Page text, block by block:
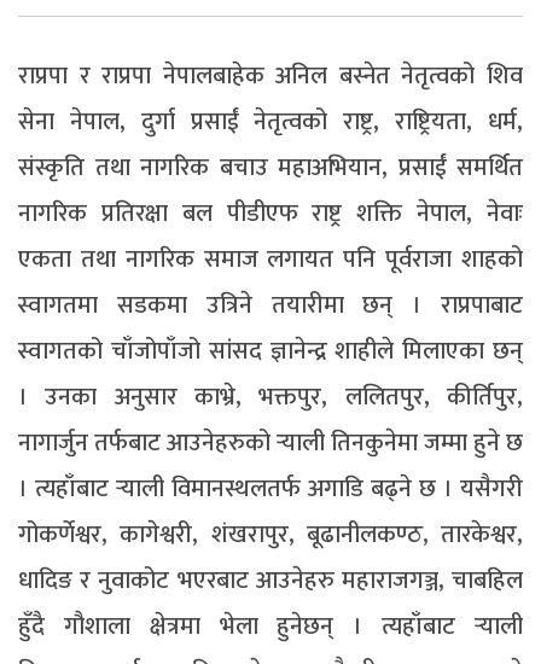
राप्रपा र राप्रपा नेपालबाहेक अनिल बस्नेत नेतृत्वको शिव
सेना नेपाल, दुर्गा प्रसाईं नेतृत्वको राष्ट्र, राष्ट्रियता, धर्म,
संस्कृति तथा नागरिक बचाउ महाअभियान, प्रसाईं समर्थित
नागरिक प्रतिरक्षा बल पीडीएफ राष्ट्र शक्ति नेपाल, नेवाः
एकता तथा नागरिक समाज लगायत पनि पूर्वराजा शाहको
स्वागतमा सडकमा उत्रिने तयारीमा छन् । राप्रपाबाट
स्वागतको चाँजोपाँजो सांसद ज्ञानेन्द्र शाहीले मिलाएका छन्
। उनका अनुसार काभ्रे, भक्तपुर, ललितपुर, कीर्तिपुर,
नागार्जुन तर्फबाट आउनेहरुको र्‍याली तिनकुनेमा जम्मा हुने छ
। त्यहाँबाट र्‍याली विमानस्थलतर्फ अगाडि बढ्ने छ । यसैगरी
गोकर्णेश्वर, कागेश्वरी, शंखरापुर, बूढानीलकण्ठ, तारकेश्वर,
धादिङ र नुवाकोट भएरबाट आउनेहरु महाराजगञ्ज, चाबहिल
हुँदै गौशाला क्षेत्रमा भेला हुनेछन् । त्यहाँबाट र्‍याली